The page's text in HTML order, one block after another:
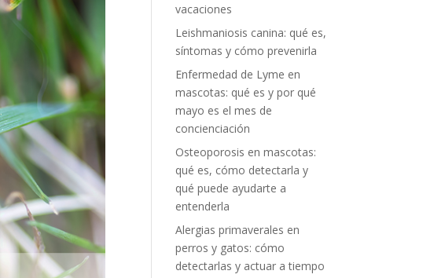
vacaciones
Leishmaniosis canina: qué es,
síntomas y cómo prevenirla
Enfermedad de Lyme en
mascotas: qué es y por qué
mayo es el mes de
concienciación
Osteoporosis en mascotas:
qué es, cómo detectarla y
qué puede ayudarte a
entenderla
Alergias primaverales en
perros y gatos: cómo
detectarlas y actuar a tiempo